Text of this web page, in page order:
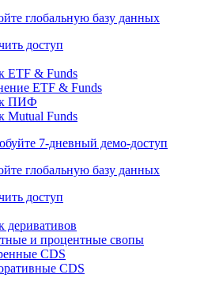
глобальную базу данных
доступ
ETF & Funds
ETF & Funds
ПИФ
Mutual Funds
7-дневный демо-доступ
глобальную базу данных
доступ
деривативов
и процентные свопы
CDS
CDS